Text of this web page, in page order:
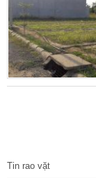
Tin rao vặt